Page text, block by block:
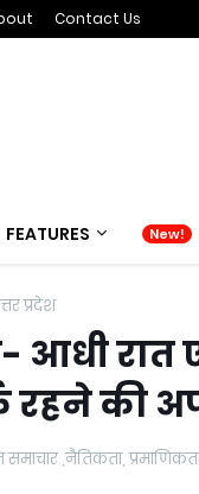
Contact Us
FEATURES
प्रदेश
आधी रात
रहने की
,नैतिकता,